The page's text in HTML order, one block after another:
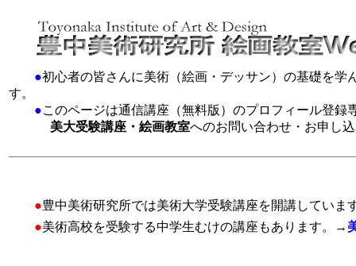
●初心者の皆さんに美術（絵画・デッサン）の基礎を
す。
●このページは通信講座（無料版）のプロフィール登録
美大受験講座・絵画教室へのお問い合わせ・お申し
●豊中美術研究所では美術大学受験講座を開講していま
●美術高校を受験する中学生むけの講座もあります。→